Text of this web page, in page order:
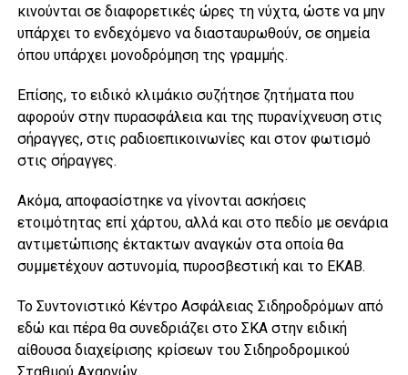
κινούνται σε διαφορετικές ώρες τη νύχτα, ώστε να μην
υπάρχει το ενδεχόμενο να διασταυρωθούν, σε σημεία
όπου υπάρχει μονοδρόμηση της γραμμής.
Επίσης, το ειδικό κλιμάκιο συζήτησε ζητήματα που
αφορούν στην πυρασφάλεια και της πυρανίχνευση στις
σήραγγες, στις ραδιοεπικοινωνίες και στον φωτισμό
στις σήραγγες.
Ακόμα, αποφασίστηκε να γίνονται ασκήσεις
ετοιμότητας επί χάρτου, αλλά και στο πεδίο με σενάρια
αντιμετώπισης έκτακτων αναγκών στα οποία θα
συμμετέχουν αστυνομία, πυροσβεστική και το ΕΚΑΒ.
Το Συντονιστικό Κέντρο Ασφάλειας Σιδηροδρόμων από
εδώ και πέρα θα συνεδριάζει στο ΣΚΑ στην ειδική
αίθουσα διαχείρισης κρίσεων του Σιδηροδρομικού